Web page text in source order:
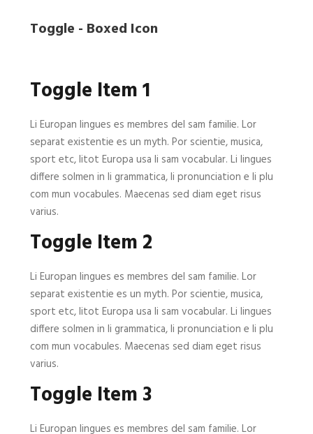
Toggle - Boxed Icon
Toggle Item 1
Li Europan lingues es membres del sam familie. Lor
separat existentie es un myth. Por scientie, musica,
sport etc, litot Europa usa li sam vocabular. Li lingues
differe solmen in li grammatica, li pronunciation e li plu
com mun vocabules. Maecenas sed diam eget risus
varius.
Toggle Item 2
Li Europan lingues es membres del sam familie. Lor
separat existentie es un myth. Por scientie, musica,
sport etc, litot Europa usa li sam vocabular. Li lingues
differe solmen in li grammatica, li pronunciation e li plu
com mun vocabules. Maecenas sed diam eget risus
varius.
Toggle Item 3
Li Europan lingues es membres del sam familie. Lor